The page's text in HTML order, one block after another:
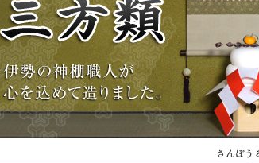
さんぼう